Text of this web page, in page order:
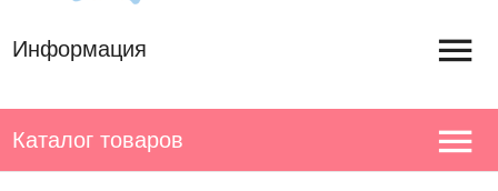
Информация
Каталог товаров